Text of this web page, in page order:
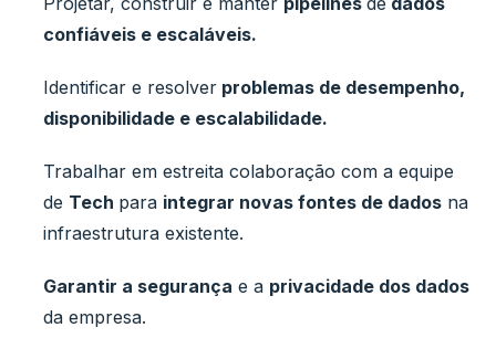
confiáveis e escaláveis.
Identificar e resolver problemas de desempenho,
disponibilidade e escalabilidade.
Trabalhar em estreita colaboração com a equipe
de Tech para integrar novas fontes de dados na
infraestrutura existente.
Garantir a segurança e a privacidade dos dados
da empresa.